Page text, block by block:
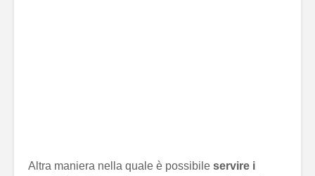
Altra maniera nella quale è possibile servire i